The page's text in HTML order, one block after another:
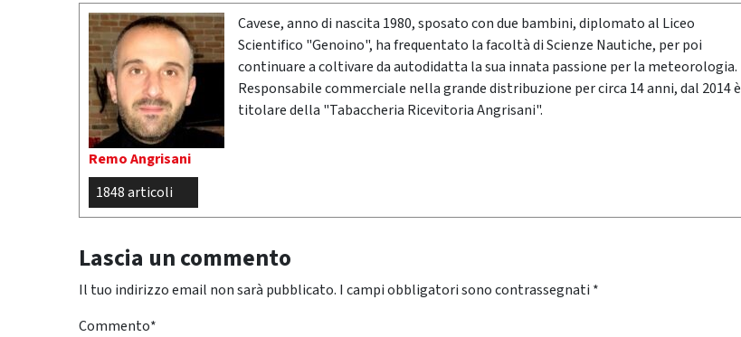
Remo Angrisani
1848 articoli
Cavese, anno di nascita 1980, sposato con due bambini, diplomato al Liceo
Scientifico "Genoino", ha frequentato la facoltà di Scienze Nautiche, per poi
continuare a coltivare da autodidatta la sua innata passione per la meteorologia.
Responsabile commerciale nella grande distribuzione per circa 14 anni, dal 2014 è
titolare della "Tabaccheria Ricevitoria Angrisani".
Lascia un commento
Il tuo indirizzo email non sarà pubblicato. I campi obbligatori sono contrassegnati *
Commento*